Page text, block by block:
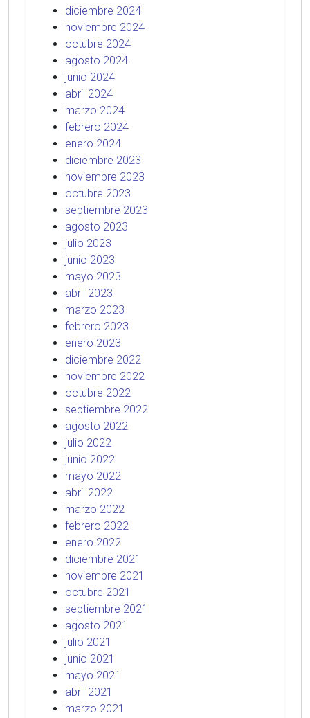
diciembre 2024
noviembre 2024
octubre 2024
agosto 2024
junio 2024
abril 2024
marzo 2024
febrero 2024
enero 2024
diciembre 2023
noviembre 2023
octubre 2023
septiembre 2023
agosto 2023
julio 2023
junio 2023
mayo 2023
abril 2023
marzo 2023
febrero 2023
enero 2023
diciembre 2022
noviembre 2022
octubre 2022
septiembre 2022
agosto 2022
julio 2022
junio 2022
mayo 2022
abril 2022
marzo 2022
febrero 2022
enero 2022
diciembre 2021
noviembre 2021
octubre 2021
septiembre 2021
agosto 2021
julio 2021
junio 2021
mayo 2021
abril 2021
marzo 2021